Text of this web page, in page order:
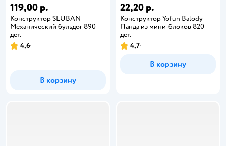
119,00 р.
Конструктор SLUBAN
Механический бульдог 890
дет.
4,6
В корзину
22,20 р.
Конструктор Yofun Balody
Панда из мини-блоков 820
дет.
4,7
В корзину